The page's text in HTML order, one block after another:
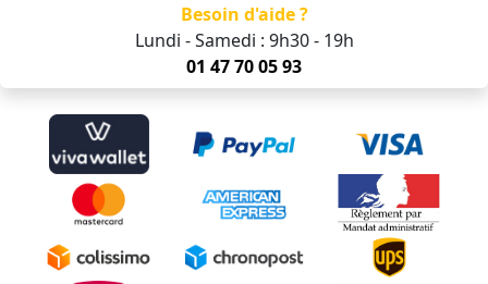
Besoin d'aide ?
Lundi - Samedi : 9h30 - 19h
01 47 70 05 93